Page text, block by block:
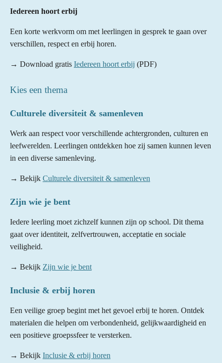
Iedereen hoort erbij
Een korte werkvorm om met leerlingen in gesprek te gaan over
verschillen, respect en erbij horen.
→ Download gratis Iedereen hoort erbij (PDF)
Kies een thema
Culturele diversiteit & samenleven
Werk aan respect voor verschillende achtergronden, culturen en
leefwerelden. Leerlingen ontdekken hoe zij samen kunnen leven
in een diverse samenleving.
→ Bekijk Culturele diversiteit & samenleven
Zijn wie je bent
Iedere leerling moet zichzelf kunnen zijn op school. Dit thema
gaat over identiteit, zelfvertrouwen, acceptatie en sociale
veiligheid.
→ Bekijk Zijn wie je bent
Inclusie & erbij horen
Een veilige groep begint met het gevoel erbij te horen. Ontdek
materialen die helpen om verbondenheid, gelijkwaardigheid en
een positieve groepssfeer te versterken.
→ Bekijk Inclusie & erbij horen